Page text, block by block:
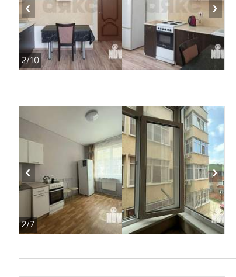
2/10
‹ ›
2/7
‹ ›